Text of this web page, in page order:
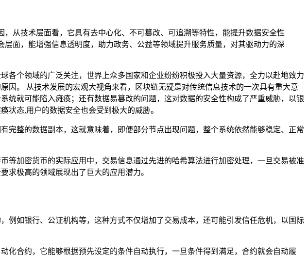
从技术层面看，它具有去中心化、不可篡改、可追溯等特性，能提升数据安全性
层面，能增强信息透明度，助力政务、公益等领域提升服务质量，对其驱动力的深
个领域的广泛关注，世界上众多国家和企业纷纷积极投入大量资源，全力以赴地致力
。 从技术发展的宏观大视角来看，区块链无疑是对传统信息技术的一次具有重大意
统就可能陷入瘫痪；还有数据易篡改的问题，这对数据的安全性构成了严重威胁，以银
状态,用户的数据安全也会受到极大的威胁。
完整的数据副本，这就意味着，即便部分节点出现问题，整个系统依然能够稳定、正常
等加密货币的实际应用中，交易信息通过先进的哈希算法进行加密处理，一旦交易被准
求极高的领域展现出了巨大的应用潜力。
例如银行、公证机构等，这种方式不仅增加了交易成本，还可能引发信任危机，以国际
化合约，它能够根据预先设定的条件自动执行，一旦条件得到满足，合约就会自动履